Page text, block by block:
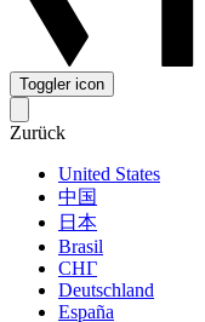
Toggler icon
Zurück
United States
中国
日本
Brasil
СНГ
Deutschland
España